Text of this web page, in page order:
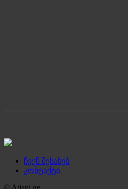
ჩვენ შესახებ
კონტაქტი